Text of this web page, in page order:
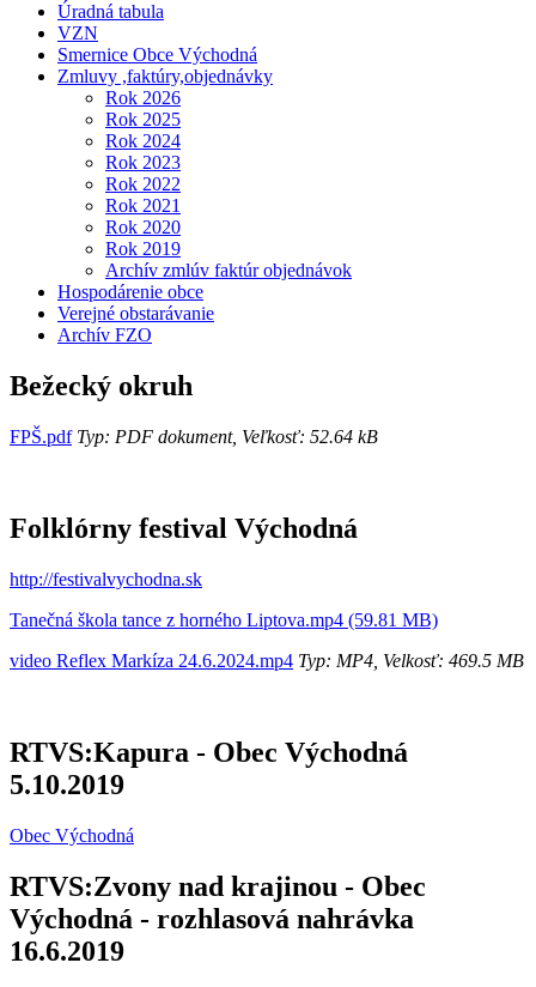
Úradná tabula
VZN
Smernice Obce Východná
Zmluvy ,faktúry,objednávky
Rok 2026
Rok 2025
Rok 2024
Rok 2023
Rok 2022
Rok 2021
Rok 2020
Rok 2019
Archív zmlúv faktúr objednávok
Hospodárenie obce
Verejné obstarávanie
Archív FZO
Bežecký okruh
FPŠ.pdfTyp: PDF dokument, Veľkosť: 52.64 kB
Folklórny festival Východná
http://festivalvychodna.sk
Tanečná škola tance z horného Liptova.mp4 (59.81 MB)
video Reflex Markíza 24.6.2024.mp4 Typ: MP4, Velkosť: 469.5 MB
RTVS:Kapura - Obec Východná
5.10.2019
Obec Východná
RTVS:Zvony nad krajinou - Obec
Východná - rozhlasová nahrávka
16.6.2019